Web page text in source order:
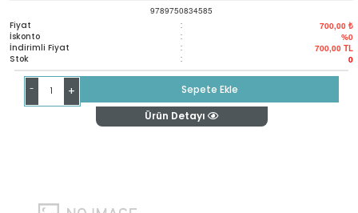
9789750834585
Fiyat : 700,00 ₺
İskonto : %0
İndirimli Fiyat : 700,00 TL
Stok : 0
- +
Sepete Ekle
Ürün Detayı